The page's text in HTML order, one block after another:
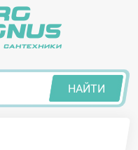
НАЙТИ